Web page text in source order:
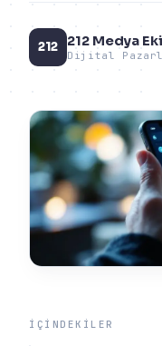
212 212 Medya
Dijital
İÇINDEKILER